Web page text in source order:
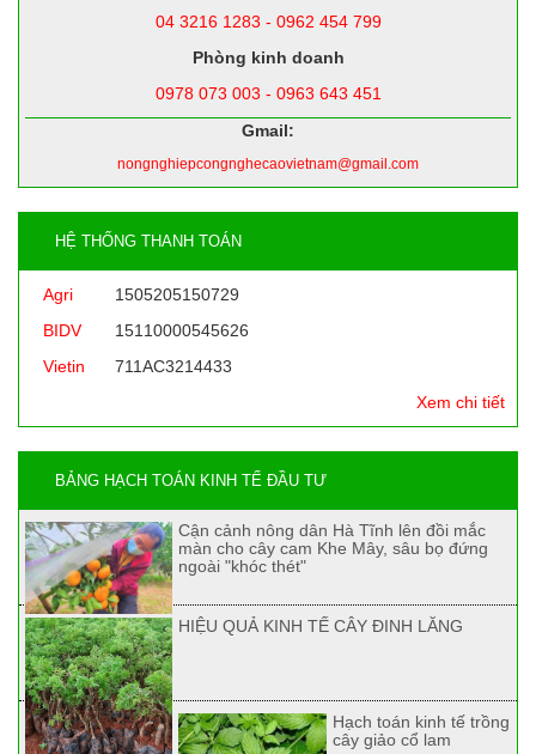
04 3216 1283 - 0962 454 799
Phòng kinh doanh
0978 073 003 - 0963 643 451
Gmail:
nongnghiepcongnghecaovietnam@gmail.com
HỆ THỐNG THANH TOÁN
Agri
1505205150729
BIDV
15110000545626
Vietin
711AC3214433
Xem chi tiết
BẢNG HẠCH TOÁN KINH TẾ ĐẦU TƯ
Cận cảnh nông dân Hà Tĩnh lên đồi mắc
màn cho cây cam Khe Mây, sâu bọ đứng
ngoài "khóc thét"
HIỆU QUẢ KINH TẾ CÂY ĐINH LĂNG
Hạch toán kinh tế trồng
cây giảo cổ lam